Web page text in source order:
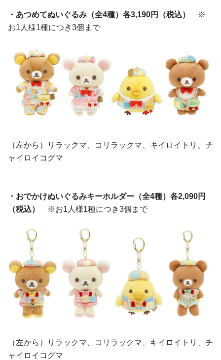
・あつめてぬいぐるみ（全4種）各3,190円（税込）
※
お1人様1種につき3個まで
（左から）リラックマ、コリラックマ、キイロイトリ、チ
ャイロイコグマ
・おでかけぬいぐるみキーホルダー（全4種）各2,090円
（税込）
※お1人様1種につき3個まで
（左から）リラックマ、コリラックマ、キイロイトリ、チ
ャイロイコグマ